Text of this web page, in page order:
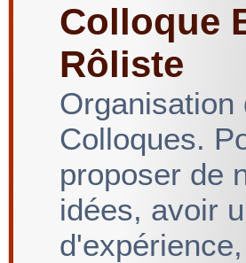
Colloque
Rôliste
Organisation
Colloques.
proposer de
idées, avoir